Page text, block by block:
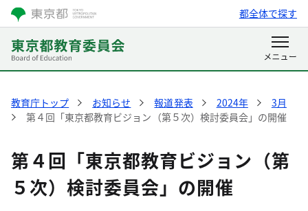
都全体で探す
教育庁トップ お知らせ 報道発表 2024年
3月
第４回「東京都教育ビジョン（第５次）検討委員会」の開催
第４回「東京都教育ビジョン（第
５次）検討委員会」の開催